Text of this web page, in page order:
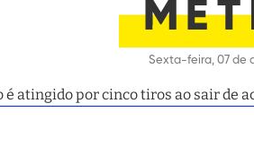
Sexta-feira, 07 de
atingido por cinco tiros ao sair de